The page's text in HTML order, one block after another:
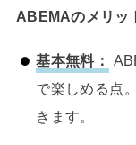
ABEMAのメリッ
基本無料：
で楽しめる点
きます。